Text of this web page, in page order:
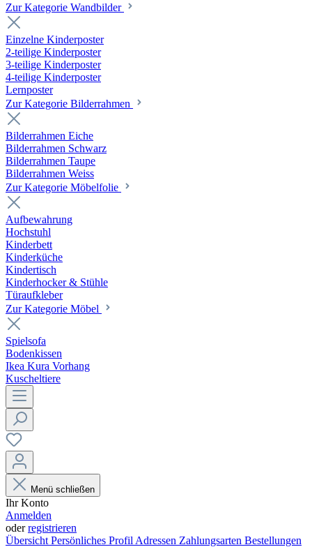
Zur Kategorie Wandbilder
Einzelne Kinderposter
2-teilige Kinderposter
3-teilige Kinderposter
4-teilige Kinderposter
Lernposter
Zur Kategorie Bilderrahmen
Bilderrahmen Eiche
Bilderrahmen Schwarz
Bilderrahmen Taupe
Bilderrahmen Weiss
Zur Kategorie Möbelfolie
Aufbewahrung
Hochstuhl
Kinderbett
Kinderküche
Kindertisch
Kinderhocker & Stühle
Türaufkleber
Zur Kategorie Möbel
Spielsofa
Bodenkissen
Ikea Kura Vorhang
Kuscheltiere
Menü schließen
Ihr Konto
Anmelden
oderregistrieren
Übersicht Persönliches Profil Adressen Zahlungsarten Bestellungen